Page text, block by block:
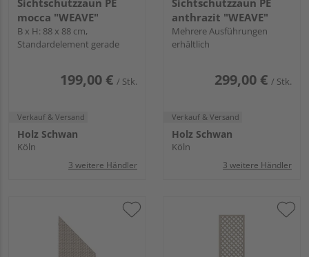
mocca "WEAVE"
B x H: 88 x 88 cm,
Standardelement gerade
199,00 € / Stk.
Verkauf & Versand
Holz Schwan
Köln
3 weitere Händler
anthrazit "WEAVE"
Mehrere Ausführungen
erhältlich
299,00 € / Stk.
Verkauf & Versand
Holz Schwan
Köln
3 weitere Händler